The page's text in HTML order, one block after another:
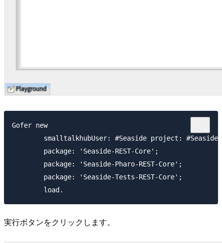
Gofer new
実行ボタンをクリックします。